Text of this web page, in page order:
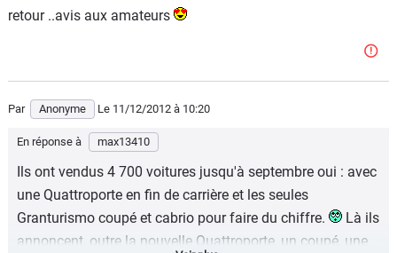
retour ..avis aux amateurs
Par Anonyme Le 11/12/2012 à 10:20
En réponse à max13410
Ils ont vendus 4 700 voitures jusqu'à septembre oui : avec
une Quattroporte en fin de carrière et les seules
Granturismo coupé et cabrio pour faire du chiffre.
Là ils
annoncent, outre la nouvelle Quattroporte, un coupé, une